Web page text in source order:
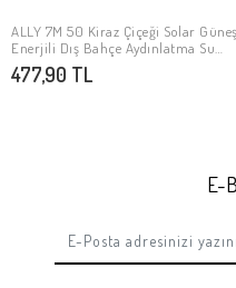
Stokta Yok
ALLY 7M 50 Kiraz Çiçeği Solar Güneş
Enerjili Dış Bahçe Aydınlatma Su
Geçirmez Led
477,90 TL
E-